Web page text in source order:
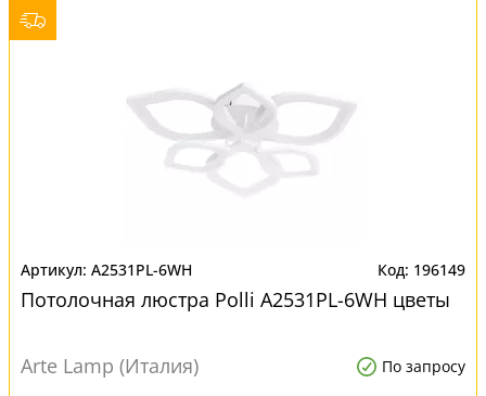
A2531PL-6WH 196149
Потолочная люстра Polli A2531PL-6WH цветы
Arte Lamp (Италия) По запросу